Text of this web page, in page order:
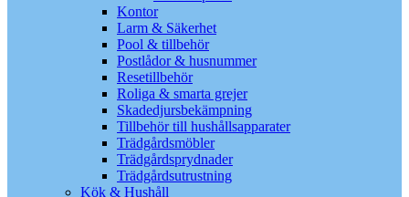
Kontor
Larm & Säkerhet
Pool & tillbehör
Postlådor & husnummer
Resetillbehör
Roliga & smarta grejer
Skadedjursbekämpning
Tillbehör till hushållsapparater
Trädgårdsmöbler
Trädgårdsprydnader
Trädgårdsutrustning
Kök & Hushåll